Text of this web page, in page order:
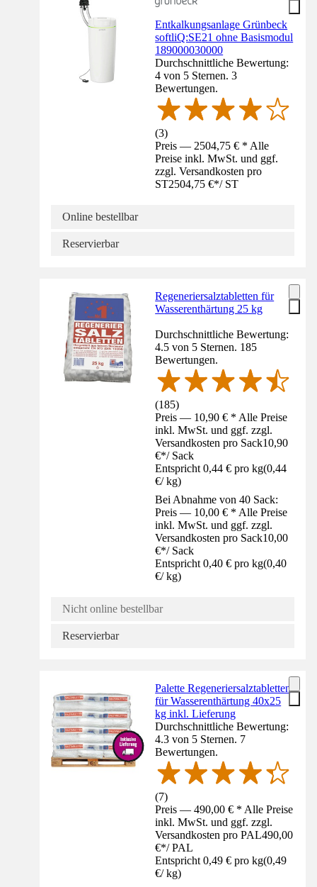
Entkalkungsanlage Grünbeck
softliQ:SE21 ohne Basismodul
189000030000
Durchschnittliche Bewertung:
4 von 5 Sternen. 3
Bewertungen.
(3)
Preis — 2504,75 € * Alle
Preise inkl. MwSt. und ggf.
zzgl. Versandkosten pro
ST2504,75 €*/ ST
Online bestellbar
Reservierbar
Regeneriersalztabletten für
Wasserenthärtung 25 kg
Durchschnittliche Bewertung:
4.5 von 5 Sternen. 185
Bewertungen.
(185)
Preis — 10,90 € * Alle Preise
inkl. MwSt. und ggf. zzgl.
Versandkosten pro Sack10,90
€*/ Sack
Entspricht 0,44 € pro kg(0,44
€/ kg)
Bei Abnahme von 40 Sack:
Preis — 10,00 € * Alle Preise
inkl. MwSt. und ggf. zzgl.
Versandkosten pro Sack10,00
€*/ Sack
Entspricht 0,40 € pro kg(0,40
€/ kg)
Nicht online bestellbar
Reservierbar
Palette Regeneriersalztabletten
für Wasserenthärtung 40x25
kg inkl. Lieferung
Durchschnittliche Bewertung:
4.3 von 5 Sternen. 7
Bewertungen.
(7)
Preis — 490,00 € * Alle Preise
inkl. MwSt. und ggf. zzgl.
Versandkosten pro PAL490,00
€*/ PAL
Entspricht 0,49 € pro kg(0,49
€/ kg)